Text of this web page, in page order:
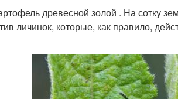
древесной золой . На сотку
личинок, которые, как правило,